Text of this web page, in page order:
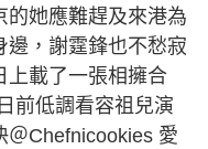
的她應難趕及來港為
邊，謝霆鋒也不愁寂
上載了一張相擁合
前低調看容祖兒演
＠Chefnicookies 愛